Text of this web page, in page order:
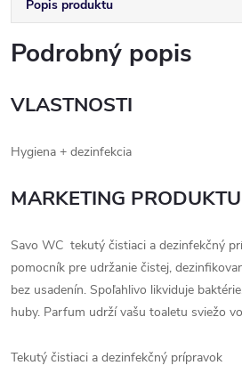
Popis produktu
Podrobný popis
VLASTNOSTI
Hygiena + dezinfekcia
MARKETING PRODUKTU
Savo WC tekutý čistiaci a dezinfekčný
pomocník pre udržanie čistej,
bez usadenín. Spoľahlivo likviduje
huby. Parfum udrží vašu toaletu sviežo
Tekutý čistiaci a dezinfekčný prípravok